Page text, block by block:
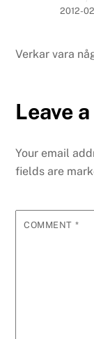
2012-
Verkar vara
Leave
Your email
fields are
COMMENT *